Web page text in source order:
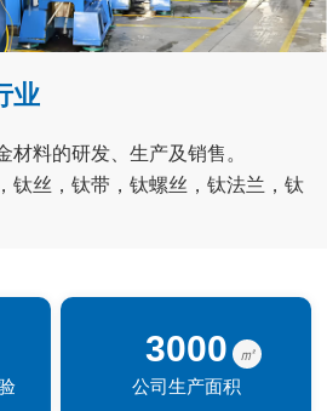
业
材料的研发、生产及销售。
钛丝，钛带，钛螺丝，钛法兰，钛
3000
㎡
公司生产面积